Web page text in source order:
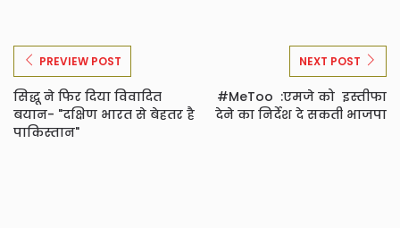
PREVIEW POST
सिद्धू ने फिर दिया विवादित
बयान- "दक्षिण भारत से बेहतर है
पाकिस्तान"
NEXT POST
#MeToo :एमजे को इस्तीफा
देने का निर्देश दे सकती भाजपा